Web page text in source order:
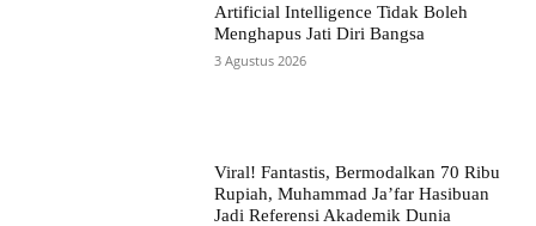
Artificial Intelligence Tidak Boleh
Menghapus Jati Diri Bangsa
3 Agustus 2026
Viral! Fantastis, Bermodalkan 70 Ribu
Rupiah, Muhammad Ja’far Hasibuan
Jadi Referensi Akademik Dunia